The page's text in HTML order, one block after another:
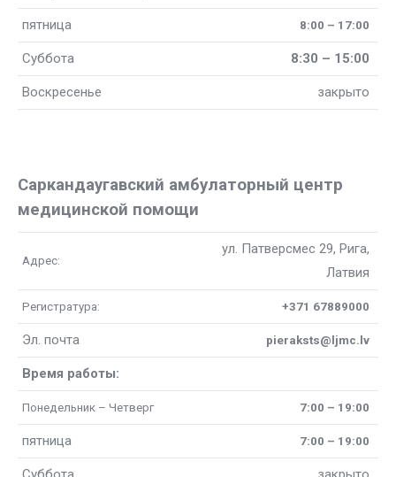
пятница 8:00 – 17:00
Суббота 8:30 – 15:00
Воскресенье закрыто
Саркандаугавский амбулаторный центр
медицинской помощи
Адрес:
ул. Патверсмес 29, Рига,
Латвия
Регистратура: +371 67889000
Эл. почта pieraksts@ljmc.lv
Время работы:
Понедельник – Четверг 7:00 – 19:00
пятница 7:00 – 19:00